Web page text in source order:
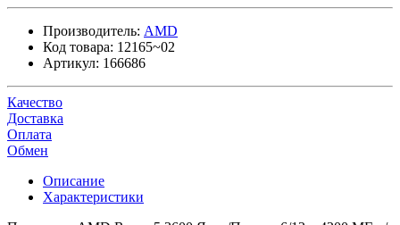
Производитель: AMD
Код товара: 12165~02
Артикул: 166686
Качество
Доставка
Оплата
Обмен
Описание
Характеристики